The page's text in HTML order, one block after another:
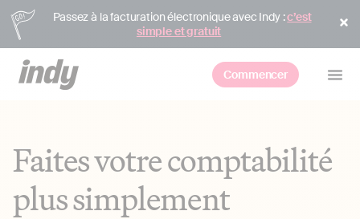
Passez à la facturation électronique avec Indy :c’est
simple et gratuit
Commencer
Faites votre comptabilité
plus simplement